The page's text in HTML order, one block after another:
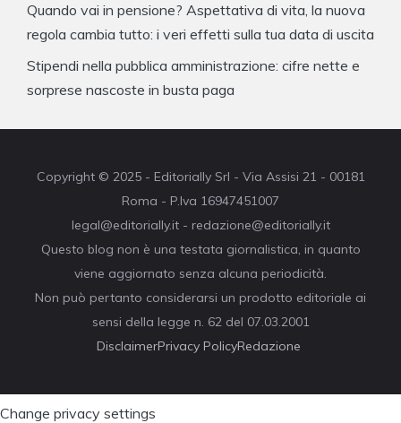
Quando vai in pensione? Aspettativa di vita, la nuova
regola cambia tutto: i veri effetti sulla tua data di uscita
Stipendi nella pubblica amministrazione: cifre nette e
sorprese nascoste in busta paga
Copyright © 2025 - Editorially Srl - Via Assisi 21 - 00181
Roma - P.Iva 16947451007
legal@editorially.it - redazione@editorially.it
Questo blog non è una testata giornalistica, in quanto
viene aggiornato senza alcuna periodicità.
Non può pertanto considerarsi un prodotto editoriale ai
sensi della legge n. 62 del 07.03.2001
DisclaimerPrivacy PolicyRedazione
Change privacy settings